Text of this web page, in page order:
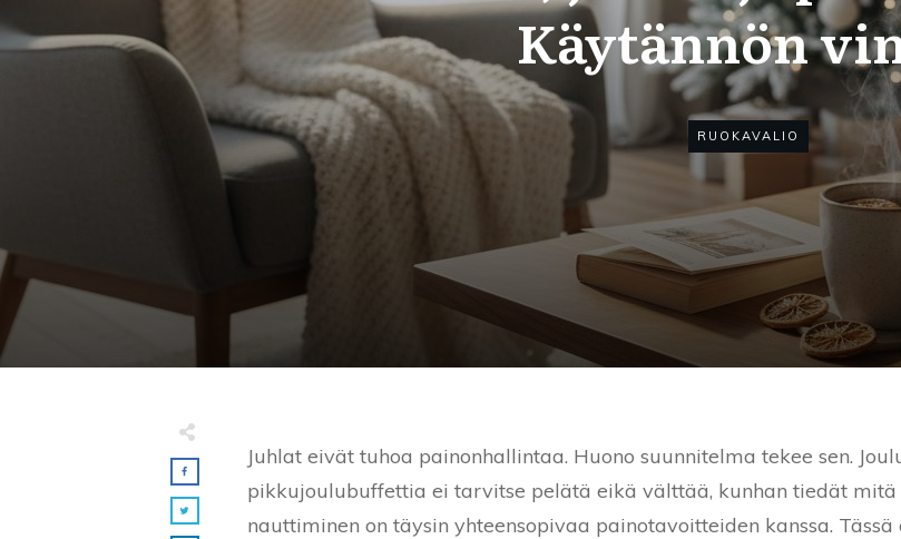
Käytännön
RUOKAVALIO
Juhlat eivät tuhoa painonhallintaa. Huono suunnitelma tekee sen.
pikkujoulubuffettia ei tarvitse pelätä eikä välttää, kunhan tiedät
nauttiminen on täysin yhteensopivaa painotavoitteiden kanssa.